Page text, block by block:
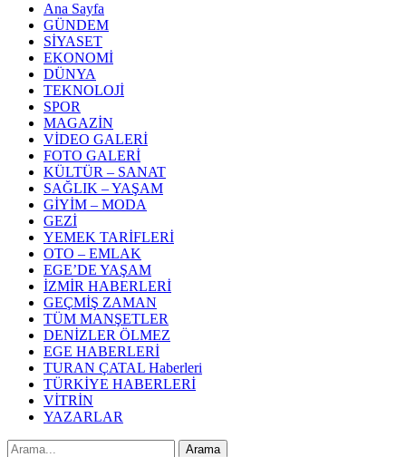
Ana Sayfa
GÜNDEM
SİYASET
EKONOMİ
DÜNYA
TEKNOLOJİ
SPOR
MAGAZİN
VİDEO GALERİ
FOTO GALERİ
KÜLTÜR – SANAT
SAĞLIK – YAŞAM
GİYİM – MODA
GEZİ
YEMEK TARİFLERİ
OTO – EMLAK
EGE’DE YAŞAM
İZMİR HABERLERİ
GEÇMİŞ ZAMAN
TÜM MANŞETLER
DENİZLER ÖLMEZ
EGE HABERLERİ
TURAN ÇATAL Haberleri
TÜRKİYE HABERLERİ
VİTRİN
YAZARLAR